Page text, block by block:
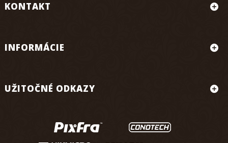
KONTAKT
INFORMÁCIE
UŽITOČNÉ ODKAZY